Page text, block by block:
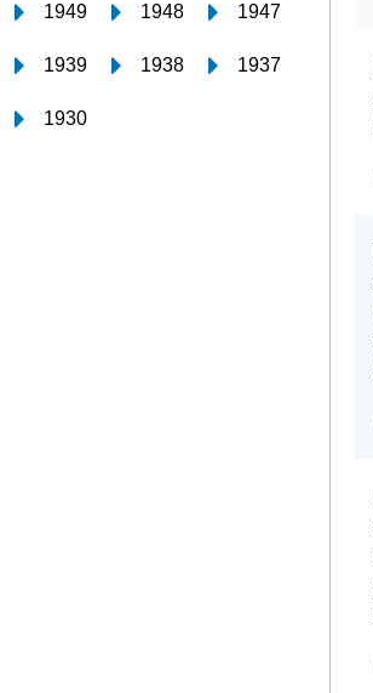
1949 1948 1947
1939 1938 1937
1930